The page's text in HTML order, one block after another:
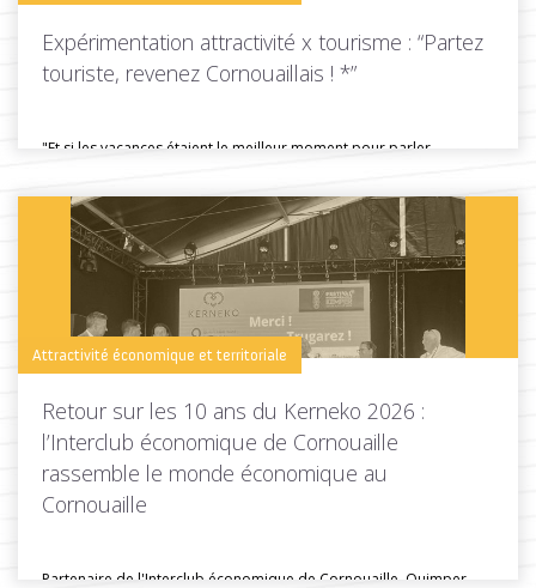
Expérimentation attractivité x tourisme : “Partez
touriste, revenez Cornouaillais ! *”
"Et si les vacances étaient le meilleur moment pour parler
Toutes les actus de cette rubrique LIRE LA SUITE
Attractivité économique et territoriale
Retour sur les 10 ans du Kerneko 2026 :
l’Interclub économique de Cornouaille
rassemble le monde économique au
Cornouaille
Partenaire de l'Interclub économique de Cornouaille, Quimper